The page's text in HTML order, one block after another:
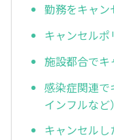
勤務をキャン
キャンセルポ
施設都合でキ
感染症関連で
インフルなど）
キャンセル